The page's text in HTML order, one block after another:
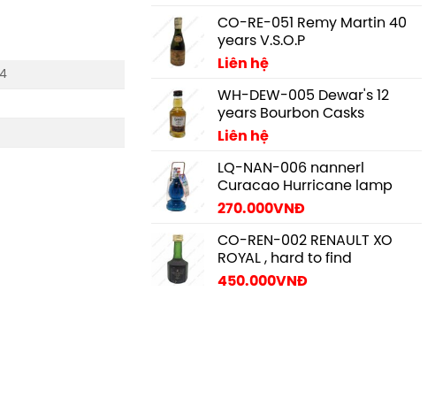
CO-RE-051 Remy Martin 40
years V.S.O.P
Liên hệ
WH-DEW-005 Dewar's 12
years Bourbon Casks
Liên hệ
LQ-NAN-006 nannerl
Curacao Hurricane lamp
270.000VNĐ
CO-REN-002 RENAULT XO
ROYAL , hard to find
450.000VNĐ